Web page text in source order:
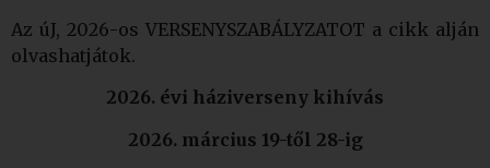
Az úJ, 2026-os VERSENYSZABÁLYZATOT a cikk alján
olvashatjátok.
2026. évi háziverseny kihívás
2026. március 19-től 28-ig